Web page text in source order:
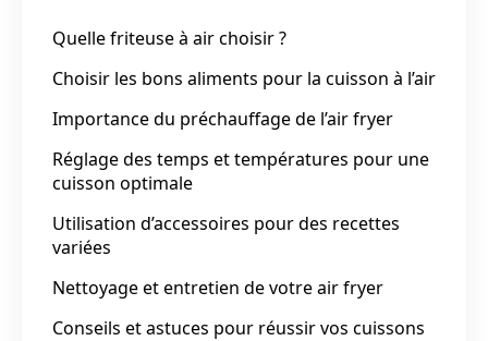
Quelle friteuse à air choisir ?
Choisir les bons aliments pour la cuisson à l’air
Importance du préchauffage de l’air fryer
Réglage des temps et températures pour une
cuisson optimale
Utilisation d’accessoires pour des recettes
variées
Nettoyage et entretien de votre air fryer
Conseils et astuces pour réussir vos cuissons